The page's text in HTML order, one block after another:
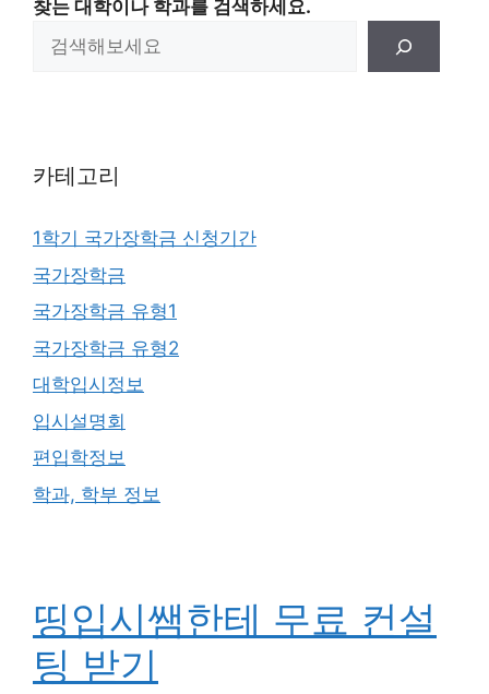
찾는 대학이나 학과를 검색하세요.
카테고리
1학기 국가장학금 신청기간
국가장학금
국가장학금 유형1
국가장학금 유형2
대학입시정보
입시설명회
편입학정보
학과, 학부 정보
띵입시쌤한테 무료 컨설
팅 받기